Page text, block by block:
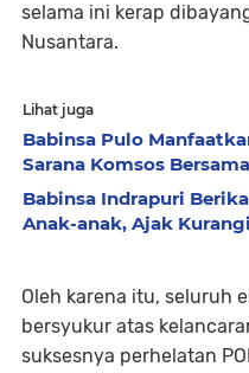
selama ini kerap
Nusantara.
Lihat juga
Babinsa Pulo
Sarana Komsos
Babinsa Indrapuri
Anak-anak, Ajak
Oleh karena itu, seluruh
bersyukur atas
suksesnya perhelatan